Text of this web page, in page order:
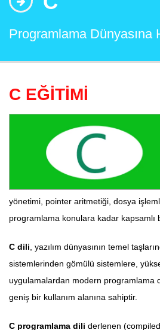
Programlama Dünyasına
C EĞİTİMİ
yönetimi, pointer aritmetiği, dosya
programlama konulara kadar kapsamlı
C dili , yazılım dünyasının temel
sistemlerinden gömülü sistemlere,
uygulamalardan modern programlama
geniş bir kullanım alanına sahiptir.
C programlama dili derlenen